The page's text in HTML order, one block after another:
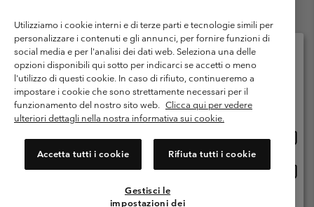
Termini di utilizzo
Condizioni Generali di Venditaa
Garanzia
Politica sulla privacy
Termini e condizioni del programma di membership
Condizioni di utilizzo dei contenuti generati dagli utenti
Impressum
Cookies
Public CBCR
Servizio clienti: Lun. - ven. 9:00 - 13:00 & 14:00- 18:00
(+)390694804176
Utilizziamo i cookie interni e di terze parti e tecnologie simili per
personalizzare i contenuti e gli annunci, per fornire funzioni di
social media e per l'analisi dei dati web. Seleziona una delle
opzioni disponibili qui sotto per indicarci se accetti o meno
l'utilizzo di questi cookie. In caso di rifiuto, continueremo a
impostare i cookie che sono strettamente necessari per il
funzionamento del nostro sito web. Clicca qui per vedere
ulteriori dettagli nella nostra informativa sui cookie.
Accetta tutti i cookie Rifiuta tutti i cookie
Gestisci le
impostazioni dei
Seleziona il paese di spedizione e la lingua
Shopping online disponibile
online
Italia
online